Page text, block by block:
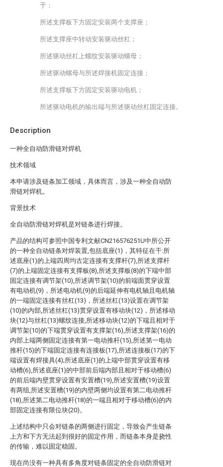
Description
一种全自动防滑链对焊机
技术领域
本申请涉及链条加工领域，具体而言，涉及一种全自动防
滑链对焊机。
背景技术
全自动防滑链对焊机是对链条进行焊接。
产品的结构可参照中国专利文献CN216576251U中所公开
的一种全自动链条对焊装置,包括底座(1)，其特征在干:所
述底座(1)的上端四周均古定连接有支撑杆(7),所述支撑杆
(7)的上端固定连接有支撑板(8),所述支撑板(8)的下端中部
固定连接有调节架(10),所述调节架(10)的前端面贯穿设置
有电动机(9)，所述电动机(9)的后端延伸有电机轴且电机轴
的一端固定连接有丝杠(13)，所述丝杠(13)设置在调节架
(10)的内部,所述丝杠(13)贯穿设置有移动块(12)，所述移动
块(12)与丝杠(13)螺纹连接,所述移动块(12)的下端且相对于
调节架(10)的下端贯穿设置有支撑架(16),所述支撑架(16)的
内部上端两侧固定连接有第一电动推杆(15),所述第一电动
推杆(15)的下端固定连接有连接板(17),所述连接板(17)的下
端设置有焊接具(4);所述底座(1)的上端中部贯穿设置有移
动槽(6),所述底座(1)的中部前后端内部且相对于移动槽(6)
的前后端内壁贯穿设置有安置槽(19),所述安置槽(19)设置
有两组,所述安置槽(19)的内壁两侧均设置有第二电动推杆
(18),所述第二电动推杆(18)的一端且相对于移动槽(6)的内
部固定连接有限位块(20)。
上述结构中只会对链条的两侧进行固定，导致会产生链条
上方和下方无法起到很好的固定作用，而链条本身是挠性
的传输，难以固定稳固。
现在尚没有一种具有多角度对链条固定的全自动防滑链对
于：
所述支撑板下方固定安装两个支撑座；
所述支撑座中转动安装驱动丝杠；
所述驱动丝杠上螺纹安装驱动螺母；
所述驱动螺母与所述焊接机固定连接；
所述支撑板下方固定安装驱动电机；
所述驱动电机的输出端与所述驱动丝杠固定连接。